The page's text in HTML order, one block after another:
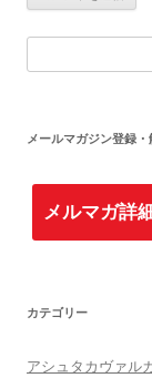
メールマガジン登録・
メルマガ詳
カテゴリー
アシュタカヴァル